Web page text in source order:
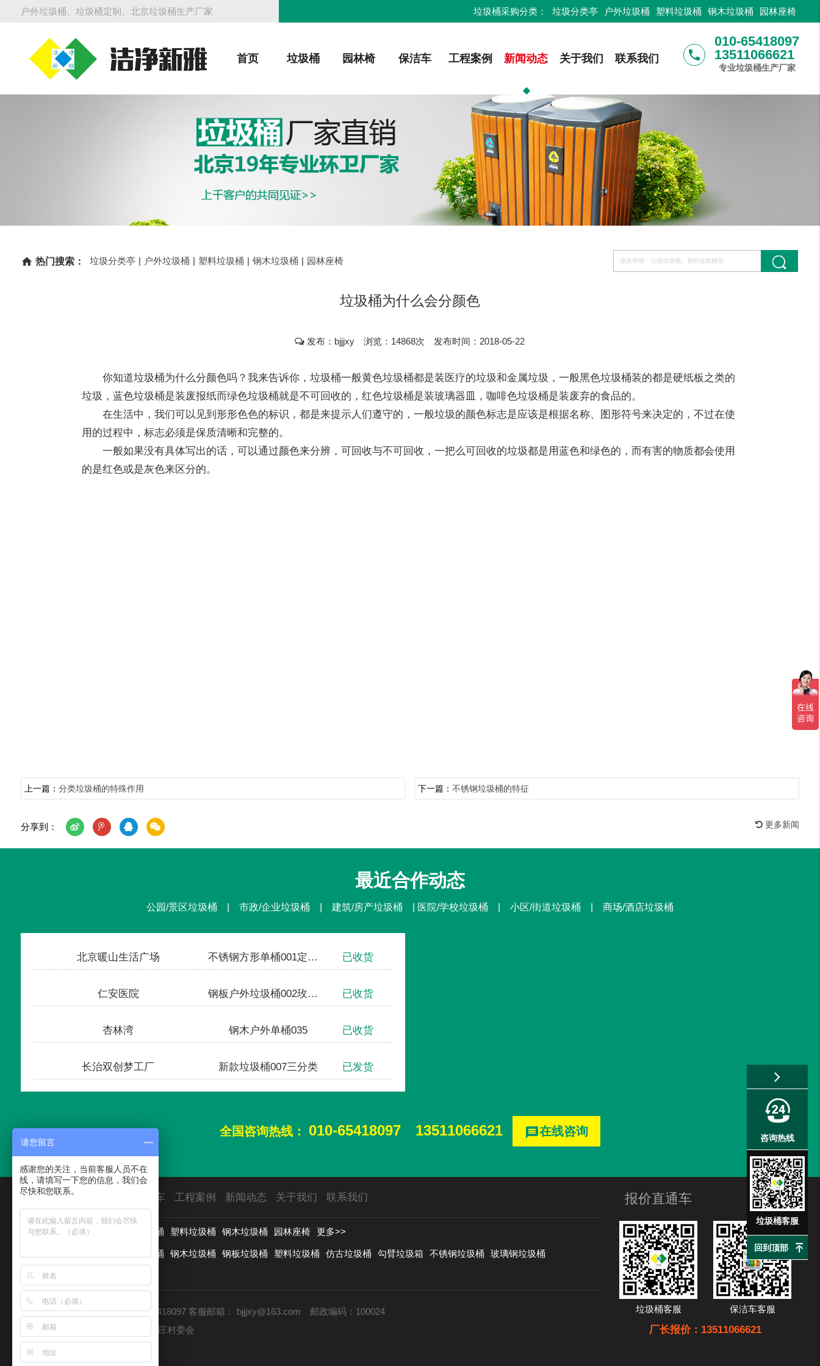
户外垃圾桶、垃圾桶定制、北京垃圾桶生产厂家 垃圾桶采购分类： 垃圾分类亭 户外垃圾桶 塑料垃圾桶 钢木垃圾桶 园林座椅
首页 垃圾桶 园林椅 保洁车 工程案例 新闻动态 关于我们 联系我们 phone
010-65418097
13511066621
专业垃圾桶生产厂家
home 热门搜索： 垃圾分类亭 | 户外垃圾桶 | 塑料垃圾桶 | 钢木垃圾桶 | 园林座椅
垃圾桶为什么会分颜色
发布：bjjjxy 浏览：14868次 发布时间：2018-05-22
你知道垃圾桶为什么分颜色吗？我来告诉你，垃圾桶一般黄色垃圾桶都是装医疗的垃圾和金属垃圾，一般黑色垃圾桶装的都是硬纸板之类的
垃圾，蓝色垃圾桶是装废报纸而绿色垃圾桶就是不可回收的，红色垃圾桶是装玻璃器皿，咖啡色垃圾桶是装废弃的食品的。
在生活中，我们可以见到形形色色的标识，都是来提示人们遵守的，一般垃圾的颜色标志是应该是根据名称、图形符号来决定的，不过在使
用的过程中，标志必须是保质清晰和完整的。
一般如果没有具体写出的话，可以通过颜色来分辨，可回收与不可回收，一把么可回收的垃圾都是用蓝色和绿色的，而有害的物质都会使用
的是红色或是灰色来区分的。
上一篇： 分类垃圾桶的特殊作用 下一篇：不锈钢垃圾桶的特征
分享到： 更多新闻
最近合作动态
公园/景区垃圾桶 | 市政/企业垃圾桶 | 建筑/房产垃圾桶 | 医院/学校垃圾桶 | 小区/街道垃圾桶 | 商场/酒店垃圾桶
北京暖山生活广场 不锈钢方形单桶001定制款 已收货
仁安医院 钢板户外垃圾桶002玫瑰金 已收货
杏林湾 钢木户外单桶035 已收货
长治双创梦工厂 新款垃圾桶007三分类 已发货
全国咨询热线： 010-65418097 13511066621 message在线咨询
首页 垃圾桶 保洁车 工程案例 新闻动态 关于我们 联系我们
用途分类： 垃圾分类亭 户外垃圾桶 塑料垃圾桶 钢木垃圾桶 园林座椅 更多>>
材质分类： 新款垃圾桶 钢木垃圾桶 钢板垃圾桶 塑料垃圾桶 仿古垃圾桶 勾臂垃圾箱 不锈钢垃圾桶 玻璃钢垃圾桶
铸铝垃圾桶
客服电话：13511066621 010-65418097 客服邮箱： bjjjxy@163.com 邮政编码：100024
公司地址：北京市房山区长阳镇赵庄村委会
北京龙安环艺
报价直通车
垃圾桶客服 保洁车客服
厂长报价：13511066621
咨询热线
垃圾桶客服
回到顶部
请您留言
感谢您的关注，当前客服人员不在
线，请填写一下您的信息，我们会
尽快和您联系。